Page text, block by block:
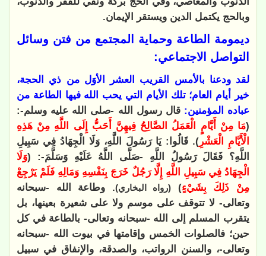
وبالحج يكتمل الدين ويستقر الإيمان.
ديمومة الطاعة وحماية المجتمع من فتن وسائل
التواصل الاجتماعي:
لقد ودعنا بالأمس القريب العشر الأوَل من ذي الحجة،
خير أيام العام؛ تلك الأيام التي يحب الله فيها الطاعة من
عباده المؤمنين: قال رسول الله -صلى الله عليه وسلم-:
(مَا مِنْ أَيَّامٍ الْعَمَلُ الصَّالِحُ فِيهِنَّ أَحَبُّ إِلَى اللَّهِ مِنْ هَذِهِ
الْأَيَّامِ الْعَشْرِ ). قَالُوا: يَا رَسُولَ اللَّهِ، وَلَا الْجِهَادُ فِي سَبِيلِ
اللَّهِ؟ فَقَالَ رَسُولُ اللَّهِ -صَلَّى اللَّهُ عَلَيْهِ وَسَلَّمَ-: (وَلَا
الْجِهَادُ فِي سَبِيلِ اللَّهِ إِلَّا رَجُلٌ خَرَجَ بِنَفْسِهِ وَمَالِهِ فَلَمْ يَرْجِعْ
مِنْ ذَلِكَ بِشَيْءٍ) (رواه البخاري). وطاعة الله -سبحانه
وتعالى- لا تتوقف على موسم ولا على شعيرة بعينها، بل
يتقرب المسلم إلى الله -سبحانه وتعالى- بالطاعة في كل
حين؛ فالصلوات الخمس وإقامتها في بيوت الله -سبحانه
وتعالى-، والسنن الرواتب، والصدقة، والإنفاق في سبيل